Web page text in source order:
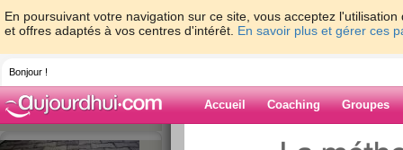
En poursuivant votre navigation sur ce site, vous acceptez
et offres adaptés à vos centres d'intérêt. En savoir plus et gérer ces
Bonjour !
Accueil Coaching Groupes
>